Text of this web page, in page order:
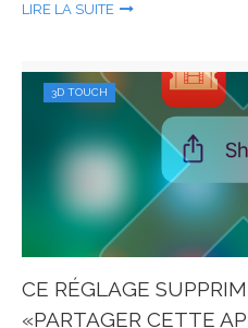
LIRE LA SUITE
3D TOUCH
CE RÉGLAGE
«PARTAGER CETTE